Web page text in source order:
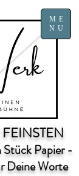
Stück Papier -
Deine Worte
ME
NU